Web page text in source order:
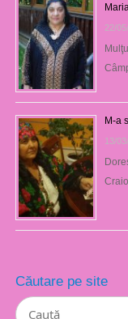
22/
M-a
13/
Căutare pe site